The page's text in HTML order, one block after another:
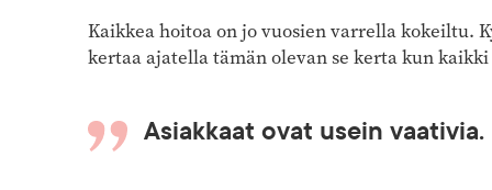
Kaikkea hoitoa on jo vuosien varrella kokeiltu.
kertaa ajatella tämän olevan se kerta kun
Asiakkaat ovat usein vaativia.